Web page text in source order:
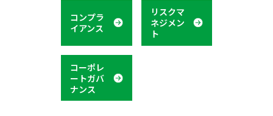
コンプラ
イアンス
リスクマ
ネジメン
ト
コーポレ
ートガバ
ナンス